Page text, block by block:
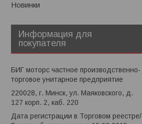
Новинки
Информация для
покупателя
БИГ моторс частное производственно-
торговое унитарное предприятие
220028, г. Минск, ул. Маяковского, д.
127 корп. 2, каб. 220
Дата регистрации в Торговом реестре/